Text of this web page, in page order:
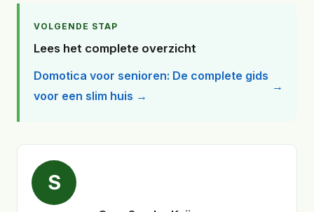
VOLGENDE STAP
Lees het complete overzicht
Domotica voor senioren: De complete gids
voor een slim huis →
S